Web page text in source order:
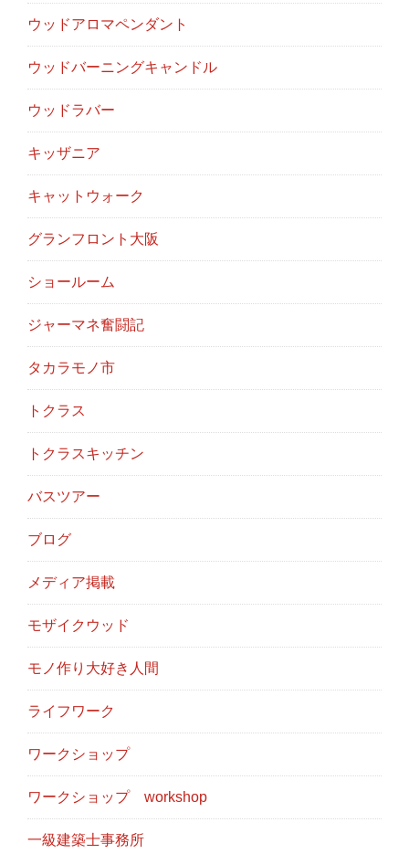
ウッドアロマペンダント
ウッドバーニングキャンドル
ウッドラバー
キッザニア
キャットウォーク
グランフロント大阪
ショールーム
ジャーマネ奮闘記
タカラモノ市
トクラス
トクラスキッチン
バスツアー
ブログ
メディア掲載
モザイクウッド
モノ作り大好き人間
ライフワーク
ワークショップ
ワークショップ workshop
一級建築士事務所